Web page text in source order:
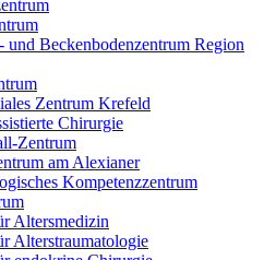
und Beckenbodenzentrum Region
Zentrum Krefeld
Chirurgie
Zentrum
am Alexianer
Kompetenzzentrum
Altersmedizin
Alterstraumatologie